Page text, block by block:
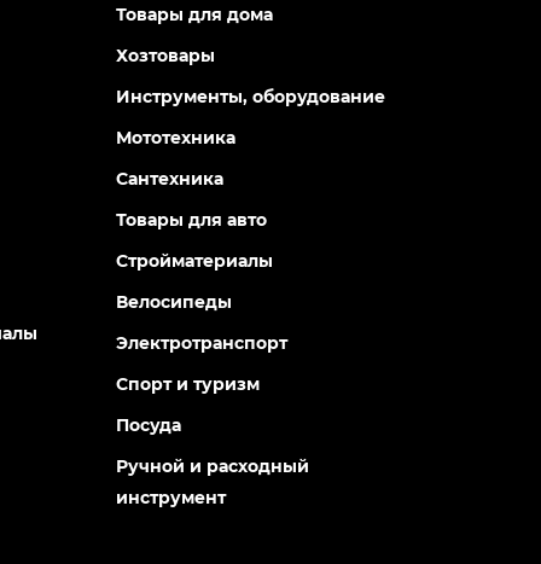
Товары для дома
Хозтовары
Инструменты, оборудование
Мототехника
Сантехника
Товары для авто
Стройматериалы
Велосипеды
Электротранспорт
Спорт и туризм
Посуда
Ручной и расходный
инструмент